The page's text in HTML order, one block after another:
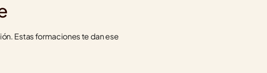
Estas formaciones te dan ese